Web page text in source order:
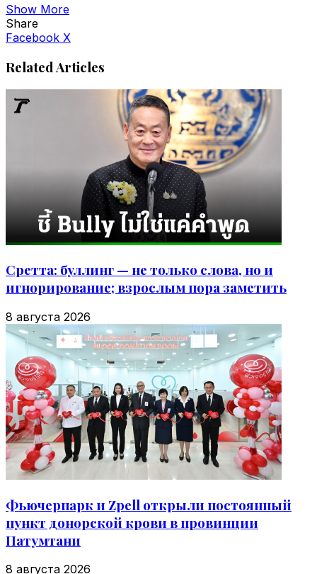
Show More
Share
Facebook X
Related Articles
Сретта: буллинг — не только слова, но и
игнорирование; взрослым пора заметить
8 августа 2026
Фьючерпарк и Zpell открыли постоянный
пункт донорской крови в провинции
Патумтани
8 августа 2026